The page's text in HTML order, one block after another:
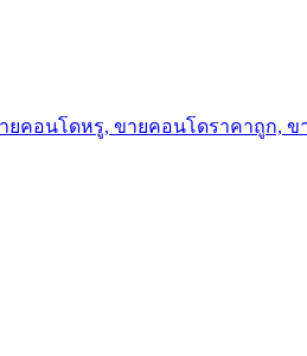
คอนโดหรู, ขายคอนโดราคาถูก, ข